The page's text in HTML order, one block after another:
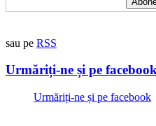
sau pe RSS
Urmăriți-ne și pe
Urmăriți-ne și pe facebook